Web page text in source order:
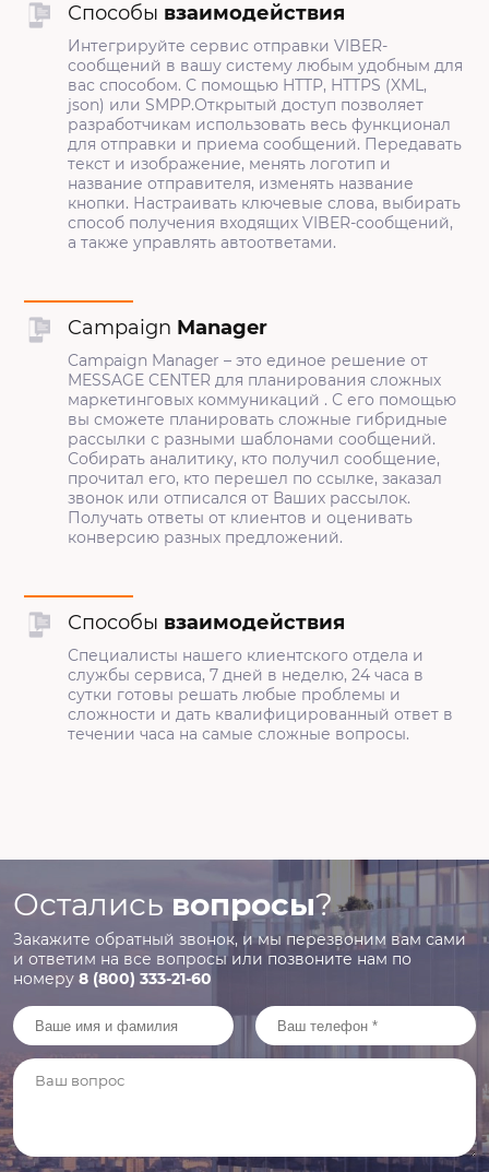
Способы взаимодействия
Интегрируйте сервис отправки VIBER-
сообщений в вашу систему любым удобным для
вас способом. С помощью HTTP, HTTPS (XML,
json) или SMPP.Открытый доступ позволяет
разработчикам использовать весь функционал
для отправки и приема сообщений. Передавать
текст и изображение, менять логотип и
название отправителя, изменять название
кнопки. Настраивать ключевые слова, выбирать
способ получения входящих VIBER-сообщений,
а также управлять автоответами.
Campaign Manager
Campaign Manager – это единое решение от
MESSAGE CENTER для планирования сложных
маркетинговых коммуникаций . С его помощью
вы сможете планировать сложные гибридные
рассылки с разными шаблонами сообщений.
Собирать аналитику, кто получил сообщение,
прочитал его, кто перешел по ссылке, заказал
звонок или отписался от Ваших рассылок.
Получать ответы от клиентов и оценивать
конверсию разных предложений.
Способы взаимодействия
Специалисты нашего клиентского отдела и
службы сервиса, 7 дней в неделю, 24 часа в
сутки готовы решать любые проблемы и
сложности и дать квалифицированный ответ в
течении часа на самые сложные вопросы.
Остались вопросы?
Закажите обратный звонок, и мы перезвоним вам сами
и ответим на все вопросы или позвоните нам по
номеру 8 (800) 333-21-60